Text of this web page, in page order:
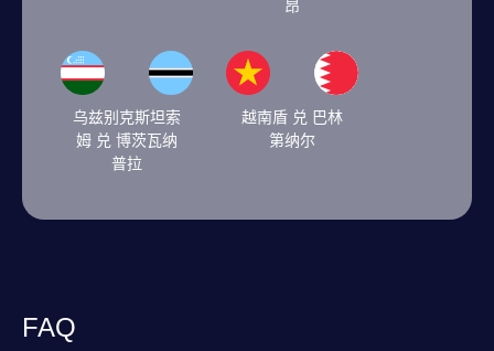
昂
乌兹别克斯坦索
姆 兑 博茨瓦纳
普拉
越南盾 兑 巴林
第纳尔
FAQ